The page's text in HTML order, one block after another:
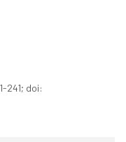
241; doi: